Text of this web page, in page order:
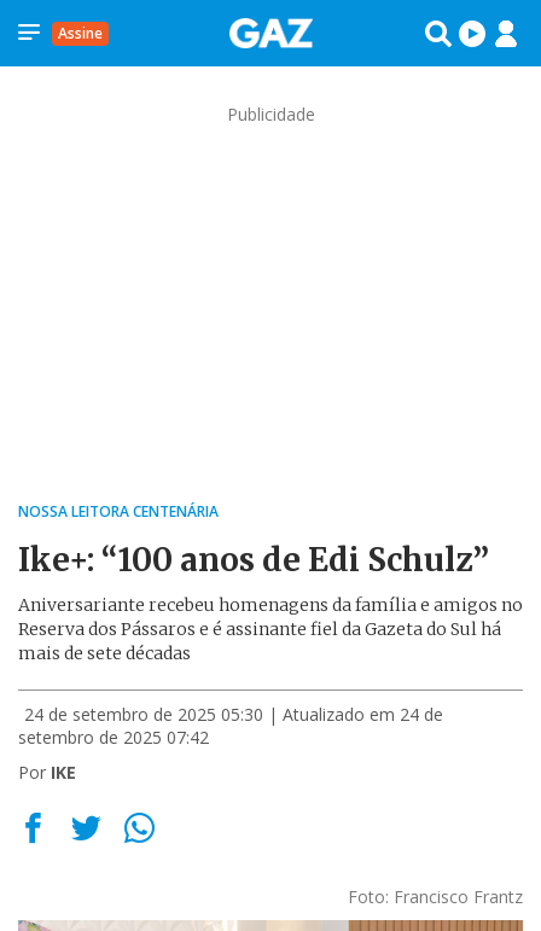
Assine
Publicidade
NOSSA LEITORA CENTENÁRIA
Ike+: “100 anos de Edi Schulz”
Aniversariante recebeu homenagens da família e amigos no
Reserva dos Pássaros e é assinante fiel da Gazeta do Sul há
mais de sete décadas
24 de setembro de 2025 05:30 | Atualizado em 24 de
setembro de 2025 07:42
Por IKE
Foto: Francisco Frantz